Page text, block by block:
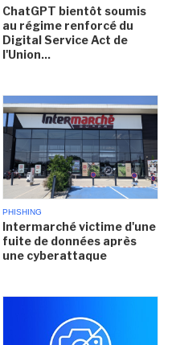
ChatGPT bientôt soumis
au régime renforcé du
Digital Service Act de
l'Union...
PHISHING
Intermarché victime d'une
fuite de données après
une cyberattaque